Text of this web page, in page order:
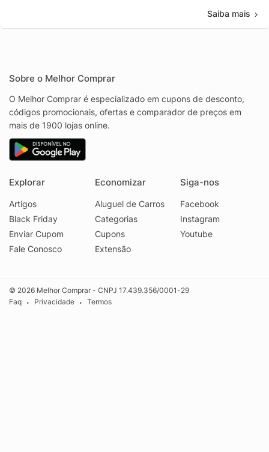
Saiba mais
Sobre o Melhor Comprar
O Melhor Comprar é especializado em cupons de desconto,
códigos promocionais, ofertas e comparador de preços em
mais de 1900 lojas online.
Explorar
Artigos
Black Friday
Enviar Cupom
Fale Conosco
Economizar
Aluguel de Carros
Categorias
Cupons
Extensão
Siga-nos
Facebook
Instagram
Youtube
© 2026 Melhor Comprar - CNPJ 17.439.356/0001-29
Faq
• Privacidade • Termos